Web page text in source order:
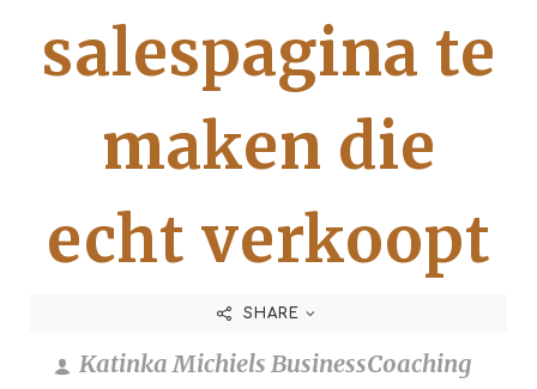
salespagina te
maken die
echt verkoopt
SHARE
Katinka Michiels BusinessCoaching